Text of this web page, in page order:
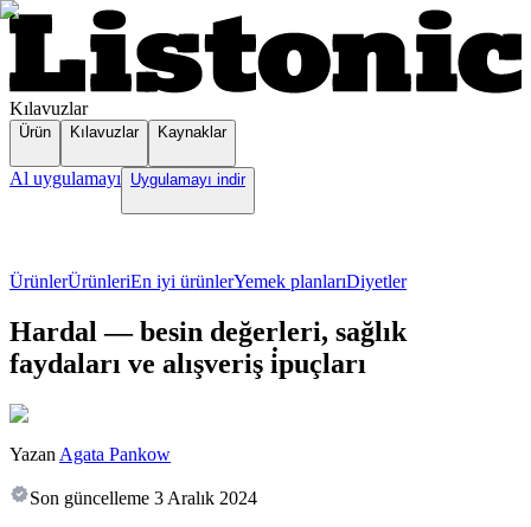
Kılavuzlar
Ürün Kılavuzlar Kaynaklar
Al uygulamayı Uygulamayı indir
ÜrünlerÜrünleriEn iyi ürünlerYemek planlarıDiyetler
Hardal — besin değerleri, sağlık
faydaları ve alışveriş i̇puçları
Yazan Agata Pankow
Son güncelleme 3 Aralık 2024